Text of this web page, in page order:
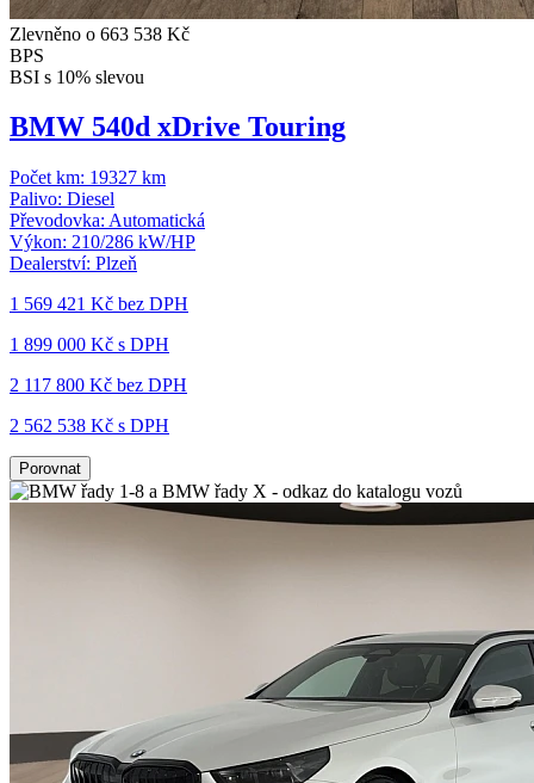
Zlevněno o 663 538 Kč
BPS
BSI s 10% slevou
BMW 540d xDrive Touring
Počet km: 19327 km
Palivo: Diesel
Převodovka: Automatická
Výkon: 210/286 kW/HP
Dealerství: Plzeň
1 569 421 Kč bez DPH
1 899 000 Kč s DPH
2 117 800 Kč bez DPH
2 562 538 Kč s DPH
Porovnat